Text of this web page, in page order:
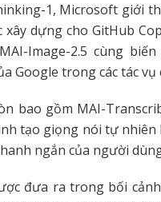
1, Microsoft giới
dựng cho GitHub
Image-2.5 cùng
Google trong các tác
bao gồm MAI-
tạo giọng nói tự
ngắn của người
đưa ra trong bối